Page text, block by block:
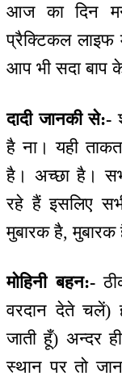
आज का दिन
प्रैक्टिकल
आप भी सदा बाप
दादी जानकी से:-
है ना। यही
है। अच्छा है।
रहे हैं इसलिए
मुबारक है, मुबारक
मोहिनी बहन:-
वरदान देते चलें)
जाती हूँ) अन्दर
स्थान पर तो